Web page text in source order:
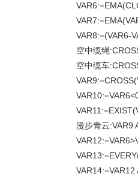
VAR8:=(VAR6-
空中缆绳
空中缆车
漫步青云:VAR9
VAR14:=VAR12